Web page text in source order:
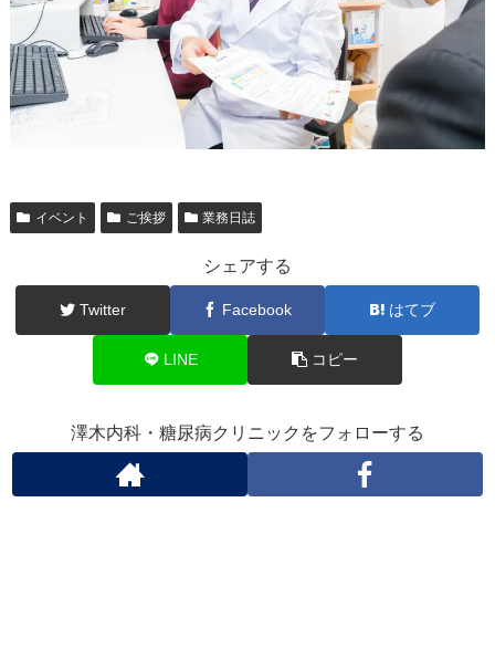
イベント ご挨拶 業務日誌
シェアする
Twitter Facebook はてブ
LINE コピー
澤木内科・糖尿病クリニックをフォローする